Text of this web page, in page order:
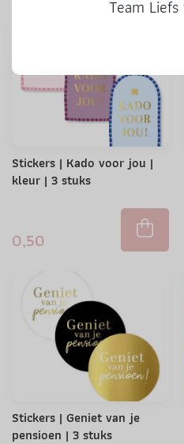
Stickers | Kado voor jou |
kleur | 3 stuks
0,50
Stickers | Geniet van je
pensioen | 3 stuks
Team